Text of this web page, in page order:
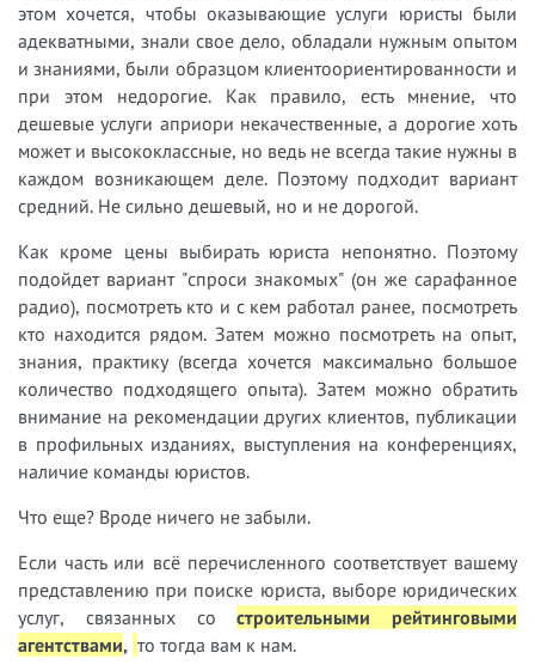
этом хочется, чтобы оказывающие услуги юристы были
адекватными, знали свое дело, обладали нужным опытом
и знаниями, были образцом клиентоориентированности и
при этом недорогие. Как правило, есть мнение, что
дешевые услуги априори некачественные, а дорогие хоть
может и высококлассные, но ведь не всегда такие нужны в
каждом возникающем деле. Поэтому подходит вариант
средний. Не сильно дешевый, но и не дорогой.
Как кроме цены выбирать юриста непонятно. Поэтому
подойдет вариант "спроси знакомых" (он же сарафанное
радио), посмотреть кто и с кем работал ранее, посмотреть
кто находится рядом. Затем можно посмотреть на опыт,
знания, практику (всегда хочется максимально большое
количество подходящего опыта). Затем можно обратить
внимание на рекомендации других клиентов, публикации
в профильных изданиях, выступления на конференциях,
наличие команды юристов.
Что еще? Вроде ничего не забыли.
Если часть или всё перечисленного соответствует вашему
представлению при поиске юриста, выборе юридических
услуг, связанных состроительными рейтинговыми
агентствами, то тогда вам к нам.